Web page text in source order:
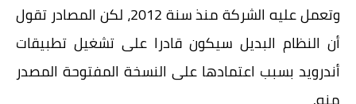
وتعمل عليه الشركة منذ سنة 2012، لكن المصادر تقول
أن النظام البديل سيكون قادرا على تشغيل تطبيقات
أندرويد بسبب اعتمادها على النسخة المفتوحة المصدر